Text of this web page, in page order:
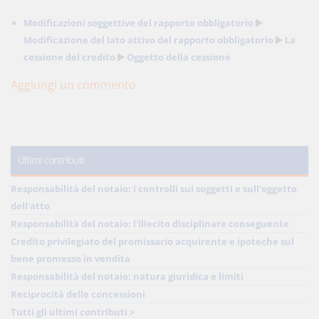
Modificazioni soggettive del rapporto obbligatorio
Modificazione del lato attivo del rapporto obbligatorio
La
cessione del credito
Oggetto della cessione
Aggiungi un commento
Ultimi contributi
Responsabilità del notaio: i controlli sui soggetti e sull'oggetto
dell'atto
Responsabilità del notaio: l'illecito disciplinare conseguente
Credito privilegiato del promissario acquirente e ipoteche sul
bene promesso in vendita
Responsabilità del notaio: natura giuridica e limiti
Reciprocità delle concessioni
Tutti gli ultimi contributi >